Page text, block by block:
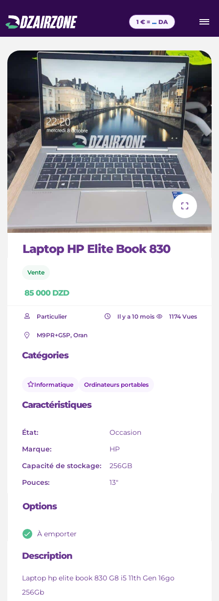
1 € = ... DA
Laptop HP Elite Book 830
Vente
85 000 DZD
Particulier Il y a 10 mois 1174 Vues
M9PR+G5P, Oran
Catégories
Informatique Ordinateurs portables
Caractéristiques
État:
Occasion
Marque:
HP
Capacité de stockage:
256GB
Pouces:
13"
Options
À emporter
Description
Laptop hp elite book 830 G8 i5 11th Gen 16go
256Gb